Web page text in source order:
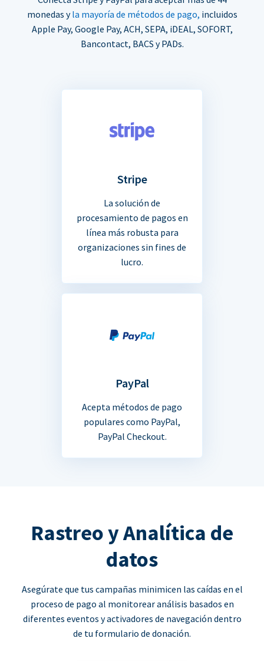
monedas yla mayoría de métodos de pago, incluidos
Apple Pay, Google Pay, ACH, SEPA, iDEAL, SOFORT,
Bancontact, BACS y PADs.
Stripe
La solución de
procesamiento de pagos en
línea más robusta para
organizaciones sin fines de
lucro.
PayPal
Acepta métodos de pago
populares como PayPal,
PayPal Checkout.
Rastreo y Analítica de
datos
Asegúrate que tus campañas minimicen las caídas en el
proceso de pago al monitorear análisis basados en
diferentes eventos y activadores de navegación dentro
de tu formulario de donación.